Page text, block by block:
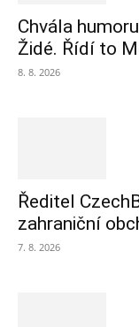
Chvála
Židé. Řídí to
8. 8. 2026
Ředitel
zahraniční
7. 8. 2026